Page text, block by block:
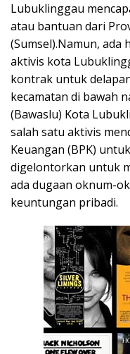
Lubuklinggau
atau bantuan dari
(Sumsel).Namun, ada
aktivis kota
kontrak untuk
kecamatan di bawah
(Bawaslu) Kota
salah satu aktivis
Keuangan (BPK)
digelontorkan untuk
ada dugaan oknum-
keuntungan pribadi.